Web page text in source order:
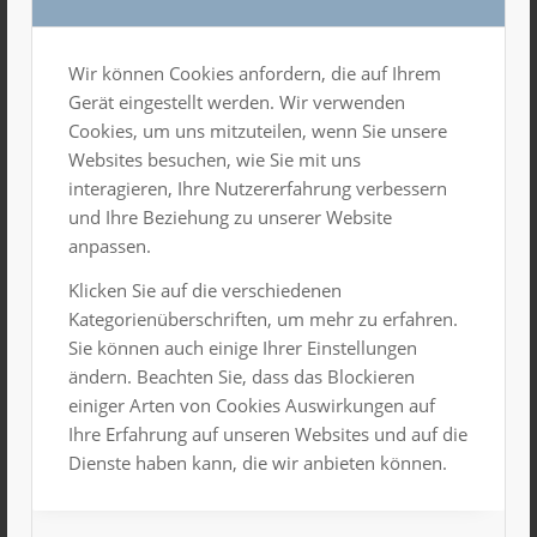
Wir können Cookies anfordern, die auf Ihrem
Gerät eingestellt werden. Wir verwenden
Cookies, um uns mitzuteilen, wenn Sie unsere
Websites besuchen, wie Sie mit uns
interagieren, Ihre Nutzererfahrung verbessern
und Ihre Beziehung zu unserer Website
anpassen.
Klicken Sie auf die verschiedenen
Kategorienüberschriften, um mehr zu erfahren.
Sie können auch einige Ihrer Einstellungen
ändern. Beachten Sie, dass das Blockieren
einiger Arten von Cookies Auswirkungen auf
Ihre Erfahrung auf unseren Websites und auf die
Dienste haben kann, die wir anbieten können.
Disco Family
Hervorgehoben
10. November 2024, 14:00 Uhr-17:00 Uhr
Firmen-Event
13. November 2024, 9:00 Uhr-16:00 Uhr
Mittlerer Saal und unteres Foyer